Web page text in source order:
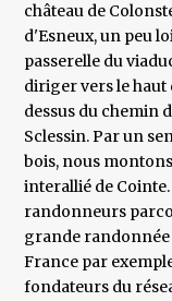
château de
d'Esneux, un peu
passerelle du
diriger vers le haut
dessus du chemin
Sclessin. Par un
bois, nous
interallié de Cointe.
randonneurs
grande randonnée
France par
fondateurs du